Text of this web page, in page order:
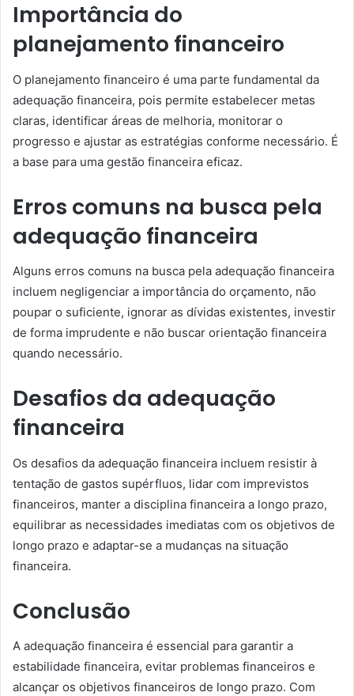
Importância do
planejamento financeiro
O planejamento financeiro é uma parte fundamental da
adequação financeira, pois permite estabelecer metas
claras, identificar áreas de melhoria, monitorar o
progresso e ajustar as estratégias conforme necessário. É
a base para uma gestão financeira eficaz.
Erros comuns na busca pela
adequação financeira
Alguns erros comuns na busca pela adequação financeira
incluem negligenciar a importância do orçamento, não
poupar o suficiente, ignorar as dívidas existentes, investir
de forma imprudente e não buscar orientação financeira
quando necessário.
Desafios da adequação
financeira
Os desafios da adequação financeira incluem resistir à
tentação de gastos supérfluos, lidar com imprevistos
financeiros, manter a disciplina financeira a longo prazo,
equilibrar as necessidades imediatas com os objetivos de
longo prazo e adaptar-se a mudanças na situação
financeira.
Conclusão
A adequação financeira é essencial para garantir a
estabilidade financeira, evitar problemas financeiros e
alcançar os objetivos financeiros de longo prazo. Com